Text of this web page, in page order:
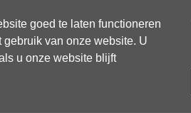
goed te laten functioneren
van onze website. U
u onze website blijft